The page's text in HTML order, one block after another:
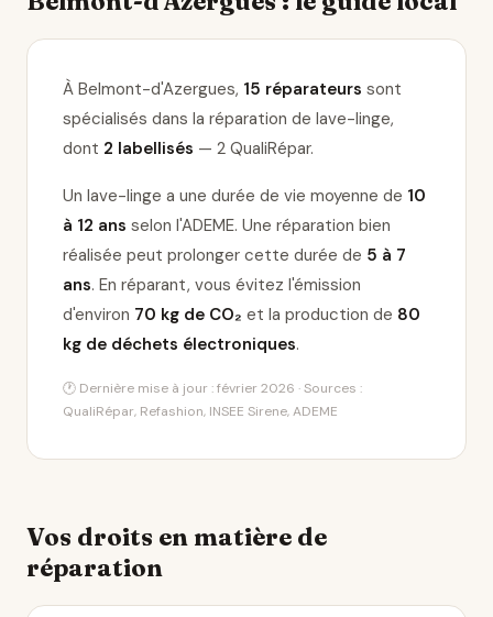
À Belmont-d'Azergues, 15 réparateurs sont
spécialisés dans la réparation de lave-linge,
dont 2 labellisés — 2 QualiRépar.
Un lave-linge a une durée de vie moyenne de 10
à 12 ans selon l'ADEME. Une réparation bien
réalisée peut prolonger cette durée de 5 à 7
ans. En réparant, vous évitez l'émission
d'environ 70 kg de CO₂ et la production de 80
kg de déchets électroniques.
🕐 Dernière mise à jour : février 2026 · Sources :
QualiRépar, Refashion, INSEE Sirene, ADEME
Vos droits en matière de
réparation